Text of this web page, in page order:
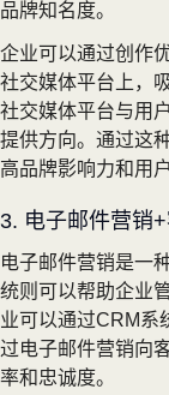
品牌知名度。
企业可以通过创作
社交媒体平台上，
社交媒体平台与用
提供方向。通过这
高品牌影响力和用
3. 电子邮件营销
电子邮件营销是一
统则可以帮助企业
业可以通过CRM系
过电子邮件营销向
率和忠诚度。